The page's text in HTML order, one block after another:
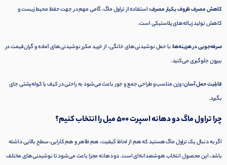
کاهش مصرف ظروف یکبار مصرف:استفاده از تراول ماگ، گامی مهم در جهت حفظ محیط زیست و
کاهش تولید زباله‌های پلاستیکی است.
صرفه‌جویی در هزینه‌ها:با حمل نوشیدنی‌های خانگی، از خرید مکرر نوشیدنی‌های آماده و گران‌قیمت در
بیرون جلوگیری می‌کنید.
قابلیت حمل آسان:وزن مناسب و طراحی جمع و جور باعث می‌شود به راحتی در کیف یا کوله‌پشتی جای
بگیرد.
چرا تراول ماگ دو دهانه اسپرت 500 میل را انتخاب کنیم؟
اگر به دنبال یک تراول ماگ هستید که هم از لحاظ کیفیت، هم ظاهر و هم کارایی، سطح بالایی داشته
باشد، این محصول انتخاب هوشمندانه‌ای است. دو دهانه مجزا باعث می‌شود تا نوشیدنی‌های مختلف